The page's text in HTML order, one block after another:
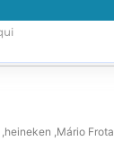
,heineken ,Mário Frota